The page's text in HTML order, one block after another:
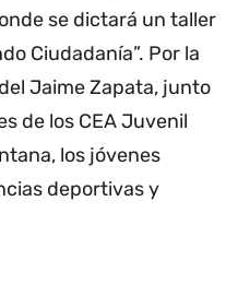
se dictará un taller
Ciudadanía”. Por la
Jaime Zapata, junto
de los CEA Juvenil
los jóvenes
deportivas y